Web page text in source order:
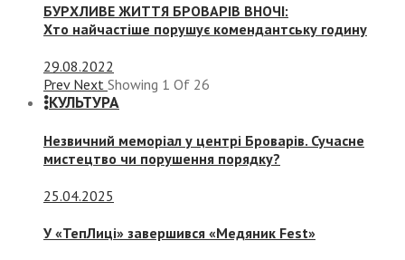
БУРХЛИВЕ ЖИТТЯ БРОВАРІВ ВНОЧІ:
Хто найчастіше порушує комендантську годину
29.08.2022
Prev Next Showing 1 Of 26
КУЛЬТУРА
Незвичний меморіал у центрі Броварів. Сучасне
мистецтво чи порушення порядку?
25.04.2025
У «ТепЛиці» завершився «Медяник Fest»